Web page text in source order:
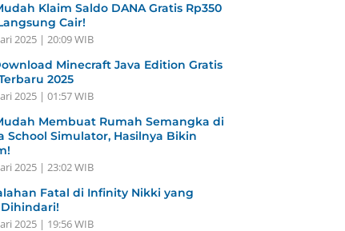
Klaim Saldo DANA Gratis Rp350
Cair!
2025 | 20:09 WIB
Minecraft Java Edition Gratis
2025
2025 | 01:57 WIB
Membuat Rumah Semangka di
School Simulator, Hasilnya Bikin
2025 | 23:02 WIB
Fatal di Infinity Nikki yang
2025 | 19:56 WIB